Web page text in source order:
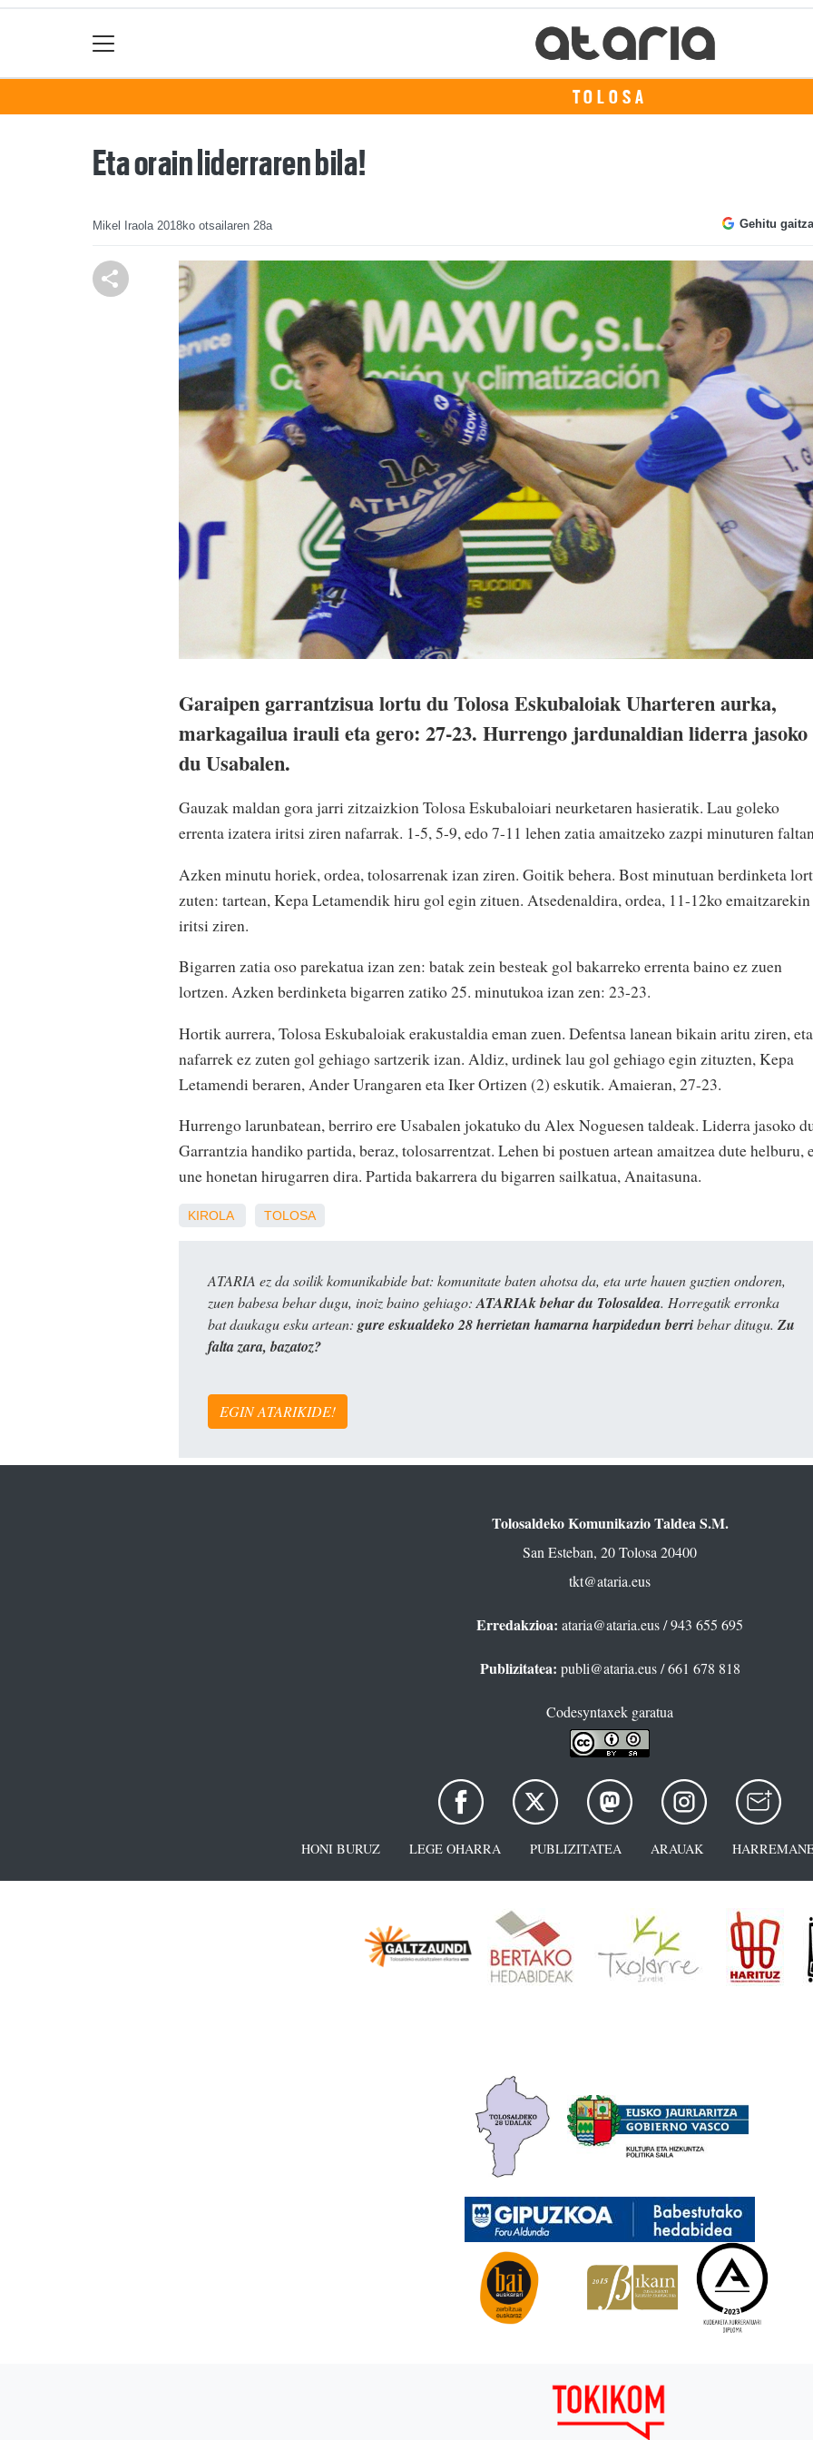
TOLOSA
Eta orain liderraren bila!
Mikel Iraola 2018ko otsailaren 28a Gehitu
Garaipen garrantzisua lortu du Tolosa Eskubaloiak Uharteren aurka,
markagailua irauli eta gero: 27-23. Hurrengo jardunaldian liderra jasoko
du Usabalen.
Gauzak maldan gora jarri zitzaizkion Tolosa Eskubaloiari neurketaren hasieratik. Lau goleko
errenta izatera iritsi ziren nafarrak. 1-5, 5-9, edo 7-11 lehen zatia amaitzeko zazpi minuturen
Azken minutu horiek, ordea, tolosarrenak izan ziren. Goitik behera. Bost minutuan berdinketa
zuten: tartean, Kepa Letamendik hiru gol egin zituen. Atsedenaldira, ordea, 11-12ko emaitzarekin
iritsi ziren.
Bigarren zatia oso parekatua izan zen: batak zein besteak gol bakarreko errenta baino ez zuen
lortzen. Azken berdinketa bigarren zatiko 25. minutukoa izan zen: 23-23.
Hortik aurrera, Tolosa Eskubaloiak erakustaldia eman zuen. Defentsa lanean bikain aritu ziren, eta
nafarrek ez zuten gol gehiago sartzerik izan. Aldiz, urdinek lau gol gehiago egin zituzten, Kepa
Letamendi beraren, Ander Urangaren eta Iker Ortizen (2) eskutik. Amaieran, 27-23.
Hurrengo larunbatean, berriro ere Usabalen jokatuko du Alex Noguesen taldeak. Liderra jasoko
Garrantzia handiko partida, beraz, tolosarrentzat. Lehen bi postuen artean amaitzea dute helburu,
une honetan hirugarren dira. Partida bakarrera du bigarren sailkatua, Anaitasuna.
KIROLA TOLOSA
ATARIA ez da soilik komunikabide bat: komunitate baten ahotsa da, eta urte hauen guztien ondoren,
zuen babesa behar dugu, inoiz baino gehiago: ATARIAk behar du Tolosaldea. Horregatik erronka
bat daukagu esku artean: gure eskualdeko 28 herrietan hamarna harpidedun berribehar ditugu. Zu
falta zara, bazatoz?
EGIN ATARIKIDE!
Tolosaldeko Komunikazio Taldea S.M.
San Esteban, 20 Tolosa 20400
tkt@ataria.eus
Erredakzioa: ataria@ataria.eus/ 943 655 695
Publizitatea: publi@ataria.eus/ 661 678 818
Codesyntaxek garatua
HONI BURUZ LEGE OHARRA PUBLIZITATEA ARAUAK